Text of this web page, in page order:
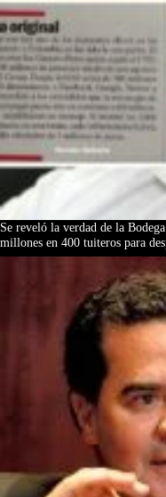
Se reveló la verdad de la
millones en 400 tuiteros para